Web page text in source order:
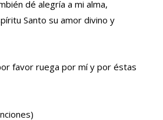
dé alegría a mi alma,
Santo su amor divino y
favor ruega por mí y por éstas